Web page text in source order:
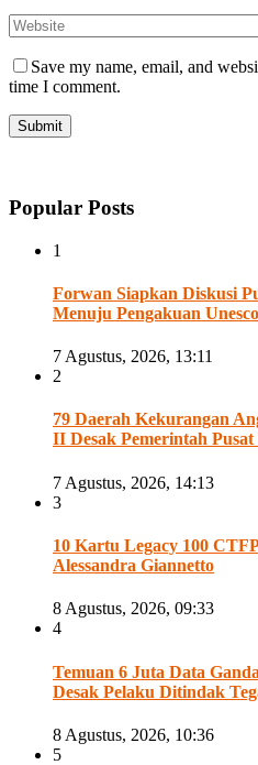
Save my name, email, and
time I comment.
Popular Posts
1
Forwan Siapkan Diskusi
Menuju Pengakuan Unesco
7 Agustus, 2026, 13:11
2
79 Daerah Kekurangan
II Desak Pemerintah
7 Agustus, 2026, 14:13
3
10 Kartu Legacy 100
Alessandra Giannetto
8 Agustus, 2026, 09:33
4
Temuan 6 Juta Data
Desak Pelaku Ditindak
8 Agustus, 2026, 10:36
5